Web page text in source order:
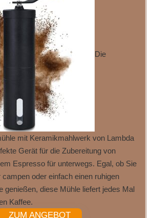
Die
mit Keramikmahlwerk von Lambda
Gerät für die Zubereitung von
Espresso für unterwegs. Egal, ob Sie
campen oder einfach einen ruhigen
genießen, diese Mühle liefert jedes Mal
Kaffee.
ZUM ANGEBOT